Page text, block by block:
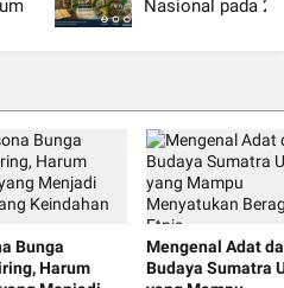
Nasional pada
Bunga
Harum
Mengenal Adat
Budaya Sumatra